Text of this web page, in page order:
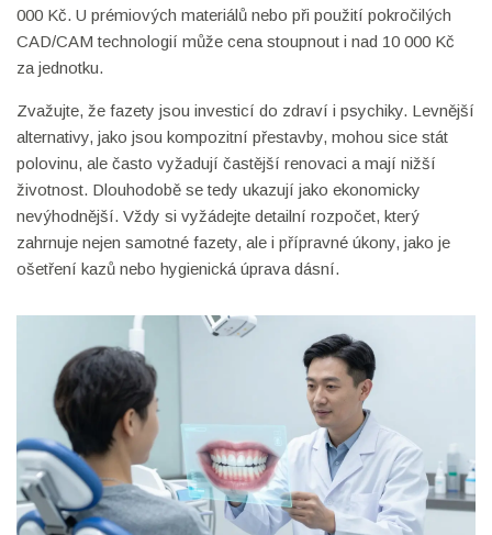
000 Kč. U prémiových materiálů nebo při použití pokročilých
CAD/CAM technologií může cena stoupnout i nad 10 000 Kč
za jednotku.
Zvažujte, že fazety jsou investicí do zdraví i psychiky. Levnější
alternativy, jako jsou kompozitní přestavby, mohou sice stát
polovinu, ale často vyžadují častější renovaci a mají nižší
životnost. Dlouhodobě se tedy ukazují jako ekonomicky
nevýhodnější. Vždy si vyžádejte detailní rozpočet, který
zahrnuje nejen samotné fazety, ale i přípravné úkony, jako je
ošetření kazů nebo hygienická úprava dásní.